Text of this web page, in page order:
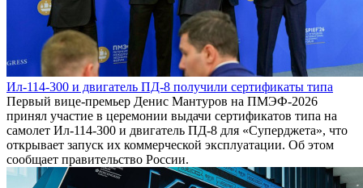
Ил-114-300 и двигатель ПД-8 получили сертификаты типа
Первый вице-премьер Денис Мантуров на ПМЭФ-2026
принял участие в церемонии выдачи сертификатов типа на
самолет Ил-114-300 и двигатель ПД-8 для «Суперджета», что
открывает запуск их коммерческой эксплуатации. Об этом
сообщает правительство России.